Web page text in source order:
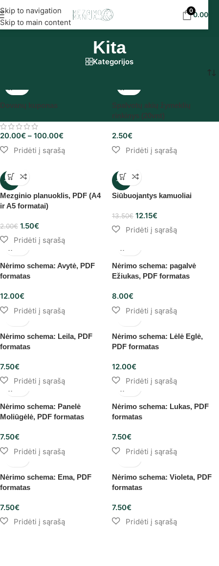
Skip to navigation
Skip to main content
eur!
00.00€
Kita
Kategorijos
Dovanų kuponas
20.00€ – 100.00€
Spalvotų akių žymeklių
rinkinys (20vnt)
2.50€
-25%
Mezginio planuoklis, PDF (A4
ir A5 formatai)
2.00€ 1.50€
-10%
Siūbuojantys kamuoliai
13.50€ 12.15€
Nėrimo schema: Avytė, PDF
formatas
12.00€
Nėrimo schema: pagalvė
Ežiukas, PDF formatas
8.00€
Nėrimo schema: Leila, PDF
formatas
7.50€
Nėrimo schema: Lėlė Eglė,
PDF formatas
12.00€
Nėrimo schema: Panelė
Moliūgėlė, PDF formatas
7.50€
Nėrimo schema: Lukas, PDF
formatas
7.50€
Nėrimo schema: Ema, PDF
formatas
7.50€
Nėrimo schema: Violeta, PDF
formatas
7.50€